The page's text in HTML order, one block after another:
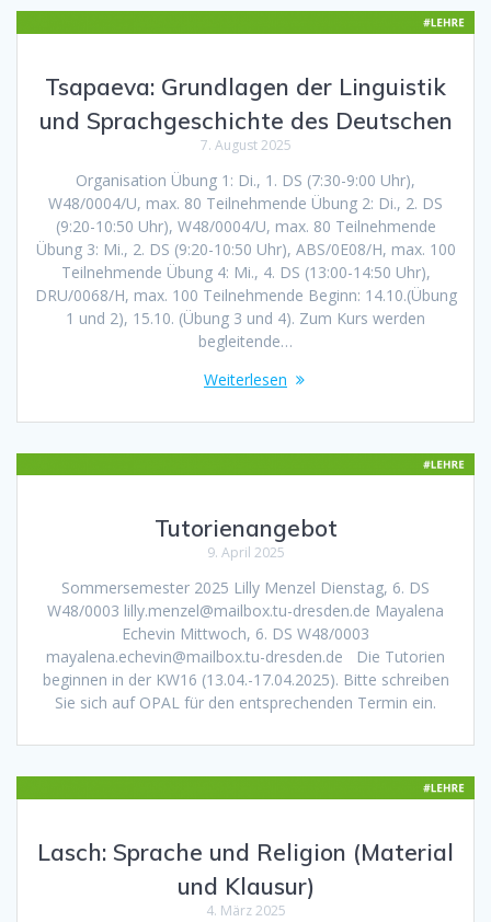
Tsapaeva: Grundlagen der Linguistik
und Sprachgeschichte des Deutschen
7. August 2025
Organisation Übung 1: Di., 1. DS (7:30-9:00 Uhr),
W48/0004/U, max. 80 Teilnehmende Übung 2: Di., 2. DS
(9:20-10:50 Uhr), W48/0004/U, max. 80 Teilnehmende
Übung 3: Mi., 2. DS (9:20-10:50 Uhr), ABS/0E08/H, max. 100
Teilnehmende Übung 4: Mi., 4. DS (13:00-14:50 Uhr),
DRU/0068/H, max. 100 Teilnehmende Beginn: 14.10.(Übung
1 und 2), 15.10. (Übung 3 und 4). Zum Kurs werden
begleitende…
Weiterlesen
Tutorienangebot
9. April 2025
Sommersemester 2025 Lilly Menzel Dienstag, 6. DS
W48/0003 lilly.menzel@mailbox.tu-dresden.de Mayalena
Echevin Mittwoch, 6. DS W48/0003
mayalena.echevin@mailbox.tu-dresden.de Die Tutorien
beginnen in der KW16 (13.04.-17.04.2025). Bitte schreiben
Sie sich auf OPAL für den entsprechenden Termin ein.
Lasch: Sprache und Religion (Material
und Klausur)
4. März 2025